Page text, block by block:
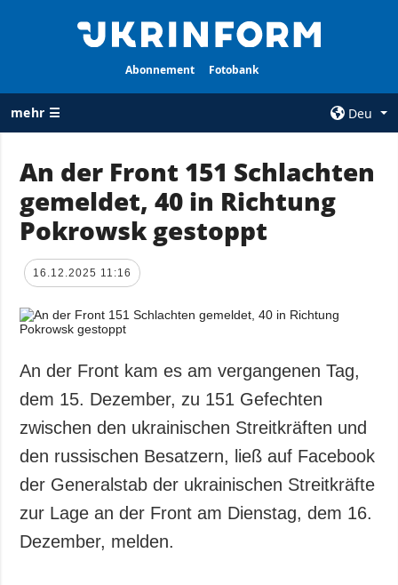
Abonnement Fotobank
mehr ☰
Deu
ALLE
RUBRIKEN
Krieg
Wiederaufbau
Politik
Militär
Gesellschaft und
Kultur
Sport
Kriminalität
Notstand und
Notfälle
AGENTUR
Über uns
Politik zur
personenbezogener
Daten
An der Front 151 Schlachten
gemeldet, 40 in Richtung
Pokrowsk gestoppt
16.12.2025 11:16
An der Front kam es am vergangenen Tag,
dem 15. Dezember, zu 151 Gefechten
zwischen den ukrainischen Streitkräften und
den russischen Besatzern, ließ auf Facebook
der Generalstab der ukrainischen Streitkräfte
zur Lage an der Front am Dienstag, dem 16.
Dezember, melden.